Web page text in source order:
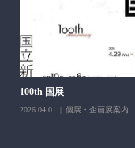
100th 国展
2026.04.01 個展・企画展案内